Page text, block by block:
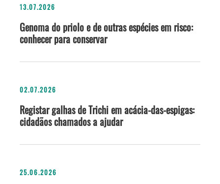
13.07.2026
Genoma do priolo e de outras espécies em risco:
conhecer para conservar
02.07.2026
Registar galhas de Trichi em acácia-das-espigas:
cidadãos chamados a ajudar
25.06.2026